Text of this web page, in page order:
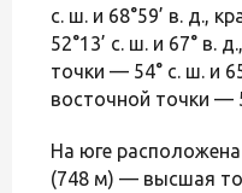
с. ш. и 68°59’ в. д.,
52°13’ с. ш. и 67° в.
точки — 54° с. ш. и
восточной точки —
На юге расположена
(748 м) — высшая